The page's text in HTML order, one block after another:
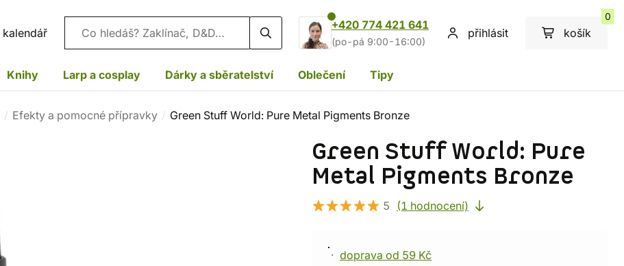
kalendář Vyhledávání
+420 774 421 641
(po-pá 9:00-16:00)
přihlásit košík
0
Knihy Larp a cosplay Dárky a sběratelství Oblečení Tipy
Efekty a pomocné přípravky Green Stuff World: Pure Metal Pigments Bronze
Green Stuff World: Pure
Metal Pigments Bronze
5 (1 hodnocení)
doprava od 59 Kč